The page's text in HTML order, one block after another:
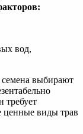
вод,
семена выбирают
требует
ценные виды трав